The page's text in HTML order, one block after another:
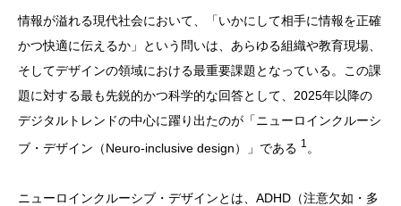
情報が溢れる現代社会において、「いかにして相手に情報を正確
かつ快適に伝えるか」という問いは、あらゆる組織や教育現場、
そしてデザインの領域における最重要課題となっている。この課
題に対する最も先鋭的かつ科学的な回答として、2025年以降の
デジタルトレンドの中心に躍り出たのが「ニューロインクルーシ
ブ・デザイン（Neuro-inclusive design）」である 1 。
ニューロインクルーシブ・デザインとは、ADHD（注意欠如・多